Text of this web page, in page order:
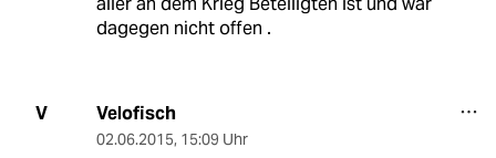
dagegen nicht offen .
V Velofisch
02.06.2015, 15:09 Uhr